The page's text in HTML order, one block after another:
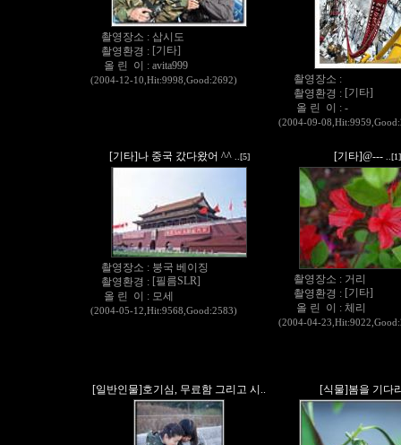
촬영장소 : 삽시도
촬영환경 : [기타]
올 린 이 : avita999
(2004-12-10,Hit:9998,Good:2692)
촬영장소 :
촬영환경 : [기타]
올 린 이 : -
(2004-09-
[기타]나 중국 갔다왔어 ^^ ..[5]
촬영장소 : 붕국 베이징
촬영환경 : [필름SLR]
올 린 이 : 모세
(2004-05-12,Hit:9568,Good:2583)
[기타]@--- ..[1]
촬영장소 : 거리
촬영환경 : [기타]
올 린 이 : 체리
(2004-04-
[일반인물]호기심, 무료함 그리고 시.. [식물]봄을 기다